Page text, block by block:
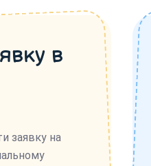
в
заявку на